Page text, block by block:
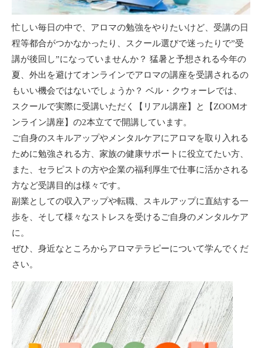
忙しい毎日の中で、アロマの勉強をやりたいけど、受講の日
程等都合がつかなかったり、スクール選びで迷ったりで”受
講が後回し”になっていませんか？ 猛暑と予想される今年の
夏、外出を避けてオンラインでアロマの講座を受講されるの
もいい機会ではないでしょうか？ ベル・クウォーレでは、
スクールで実際に受講いただく【リアル講座】と【ZOOMオ
ンライン講座】の2本立てで開講しています。
ご自身のスキルアップやメンタルケアにアロマを取り入れる
ために勉強される方、家族の健康サポートに役立てたい方、
また、セラピストの方や企業の福利厚生で仕事に活かされる
方など受講目的は様々です。
副業としての収入アップや転職、スキルアップに直結する一
歩を、そして様々なストレスを受けるご自身のメンタルケア
に。
ぜひ、身近なところからアロマテラピーについて学んでくだ
さい。